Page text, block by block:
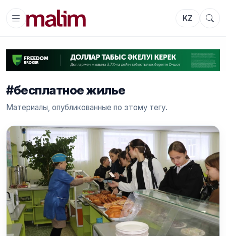
KZ
#бесплатное жилье
Материалы, опубликованные по этому тегу.